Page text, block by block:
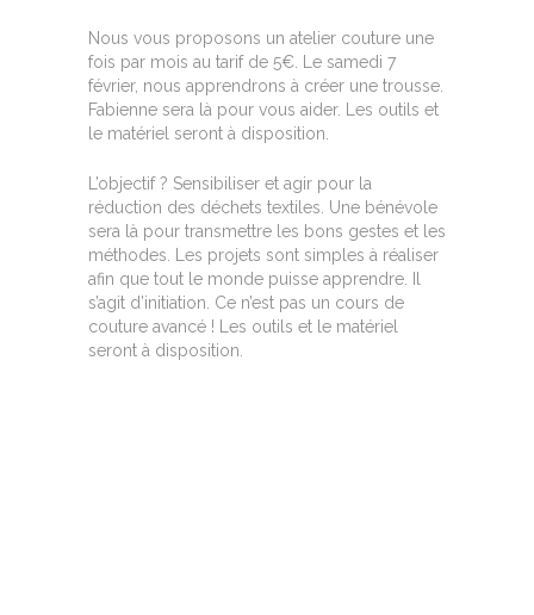
Nous vous proposons un atelier couture une
fois par mois au tarif de 5€. Le samedi 7
février, nous apprendrons à créer une trousse.
Fabienne sera là pour vous aider. Les outils et
le matériel seront à disposition.
L’objectif ? Sensibiliser et agir pour la
réduction des déchets textiles. Une bénévole
sera là pour transmettre les bons gestes et les
méthodes. Les projets sont simples à réaliser
afin que tout le monde puisse apprendre. Il
s’agit d’initiation. Ce n’est pas un cours de
couture avancé ! Les outils et le matériel
seront à disposition.